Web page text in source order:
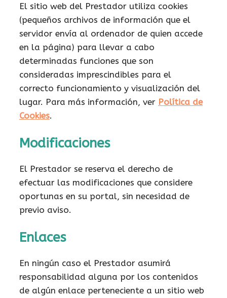
El sitio web del Prestador utiliza cookies
(pequeños archivos de información que el
servidor envía al ordenador de quien accede
en la página) para llevar a cabo
determinadas funciones que son
consideradas imprescindibles para el
correcto funcionamiento y visualización del
lugar. Para más información, ver Política de
Cookies.
Modificaciones
El Prestador se reserva el derecho de
efectuar las modificaciones que considere
oportunas en su portal, sin necesidad de
previo aviso.
Enlaces
En ningún caso el Prestador asumirá
responsabilidad alguna por los contenidos
de algún enlace perteneciente a un sitio web